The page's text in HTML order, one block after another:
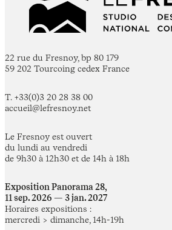
22 rue du Fresnoy, bp 80 179
59 202 Tourcoing cedex France
T. +33(0)3 20 28 38 00
accueil@lefresnoy.net
Le Fresnoy est ouvert
du lundi au vendredi
de 9h30 à 12h30 et de 14h à 18h
Exposition Panorama 28,
11 sep. 2026 — 3 jan. 2027
Horaires expositions :
mercredi > dimanche, 14h-19h